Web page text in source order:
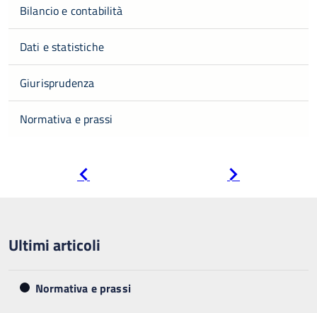
Bilancio e contabilità
Dati e statistiche
Giurisprudenza
Normativa e prassi
Ultimi articoli
Normativa e prassi